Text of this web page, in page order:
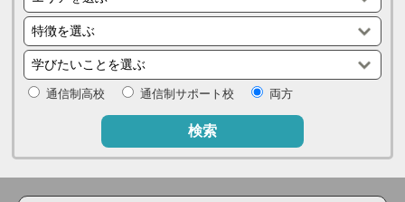
通信制高校 通信制サポート校 両方
検索